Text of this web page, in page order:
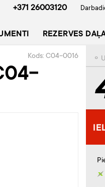
+371 26003120
REZERVES
Kods: C04-0016 ⚬